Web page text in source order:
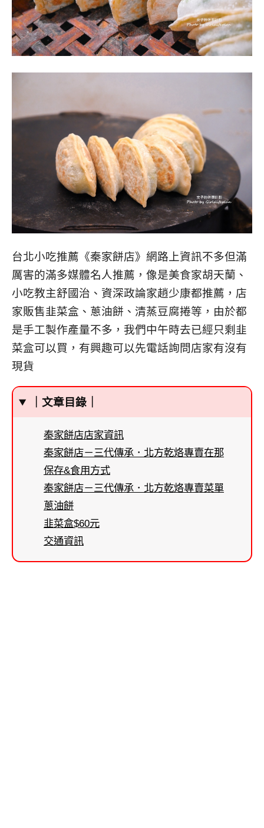
台北小吃推薦《秦家餅店》網路上資訊不多但滿
厲害的滿多媒體名人推薦，像是美食家胡天蘭、
小吃教主舒國治、資深政論家趙少康都推薦，店
家販售韭菜盒、蔥油餅、清蒸豆腐捲等，由於都
是手工製作產量不多，我們中午時去已經只剩韭
菜盒可以買，有興趣可以先電話詢問店家有沒有
現貨
｜文章目錄｜
秦家餅店店家資訊
秦家餅店－三代傳承．北方乾烙專賣在那
保存&食用方式
秦家餅店－三代傳承．北方乾烙專賣菜單
蔥油餅
韭菜盒$60元
交通資訊